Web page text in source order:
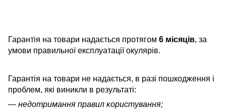
Гарантія на товари надається протягом 6 місяців, за
умови правильної експлуатації окулярів.
Гарантія на товари не надається, в разі пошкодження і
проблем, які виникли в результаті:
— недотримання правил користування;